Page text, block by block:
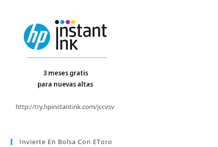
Invierte En Bolsa Con EToro